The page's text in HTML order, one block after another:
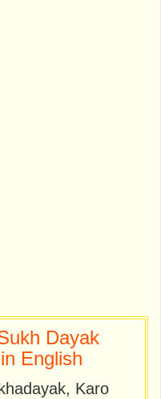
Dayak
English
Karo